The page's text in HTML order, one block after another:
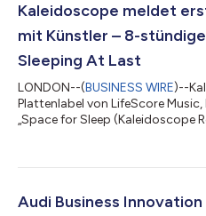
Kaleidoscope meldet
mit Künstler – 8-
Sleeping At Last
LONDON--(BUSINESS WIRE)--
Plattenlabel von LifeScore
„Space for Sleep (Kaleidoscope
Zusammenarbeit umfasst eine
Sleeping At Last, die zu einem
Audi Business